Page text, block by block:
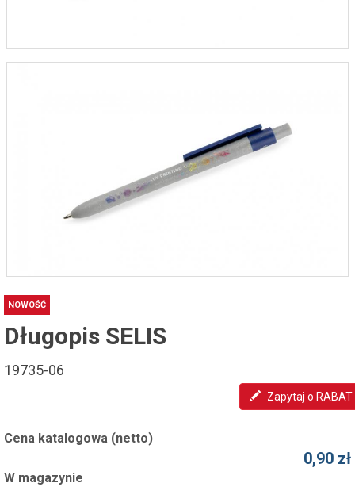
NOWOŚĆ
Długopis SELIS
19735-06
Zapytaj o RABAT
Cena katalogowa (netto)
0,90 zł
W magazynie